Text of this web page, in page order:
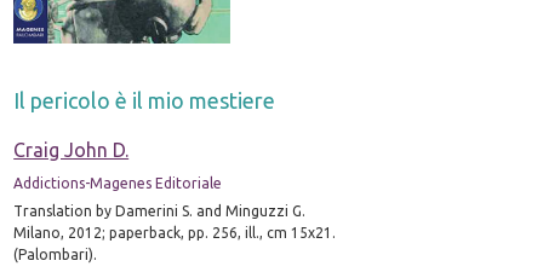
Il pericolo è il mio mestiere
Craig John D.
Addictions-Magenes Editoriale
Translation by Damerini S. and Minguzzi G.
Milano, 2012; paperback, pp. 256, ill., cm 15x21.
(Palombari).